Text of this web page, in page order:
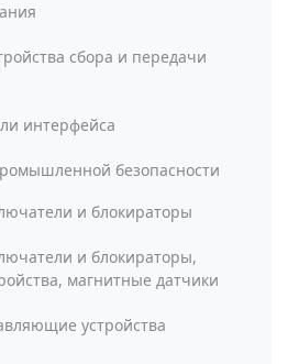
сбора и передачи
интерфейса
безопасности
и блокираторы
и блокираторы,
магнитные датчики
устройства